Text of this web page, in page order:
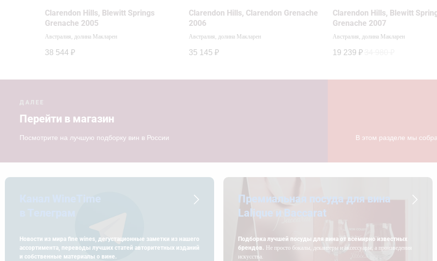
Clarendon Hills, Blewitt Springs
Grenache 2005
Австралия, долина Макларен
38 544 ₽
Clarendon Hills, Clarendon Grenache
2006
Австралия, долина Макларен
35 145 ₽
Clarendon Hills, Blewitt
Grenache 2007
Австралия, долина Макларен
19 239 ₽
ДАЛЕЕ
Перейти в магазин
Посмотрите на лучшую подборку вин в России В этом разделе мы
Новости из мира fine wines, дегустационные заметки из нашего
ассортимента, переводы лучших статей авторитетных изданий
и собственные материалы о вине.
Премиальная посуда для вина
Lalique и Baccarat
Подборка лучшей посуды для вина от всемирно известных
брендов. Не просто бокалы, декантеры и аксессуары, а произведения
искусства.